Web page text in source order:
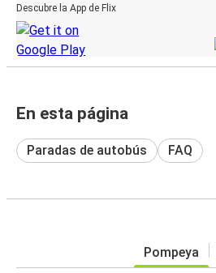
Descubre la App de Flix
En esta página
Paradas de autobús FAQ
Pompeya